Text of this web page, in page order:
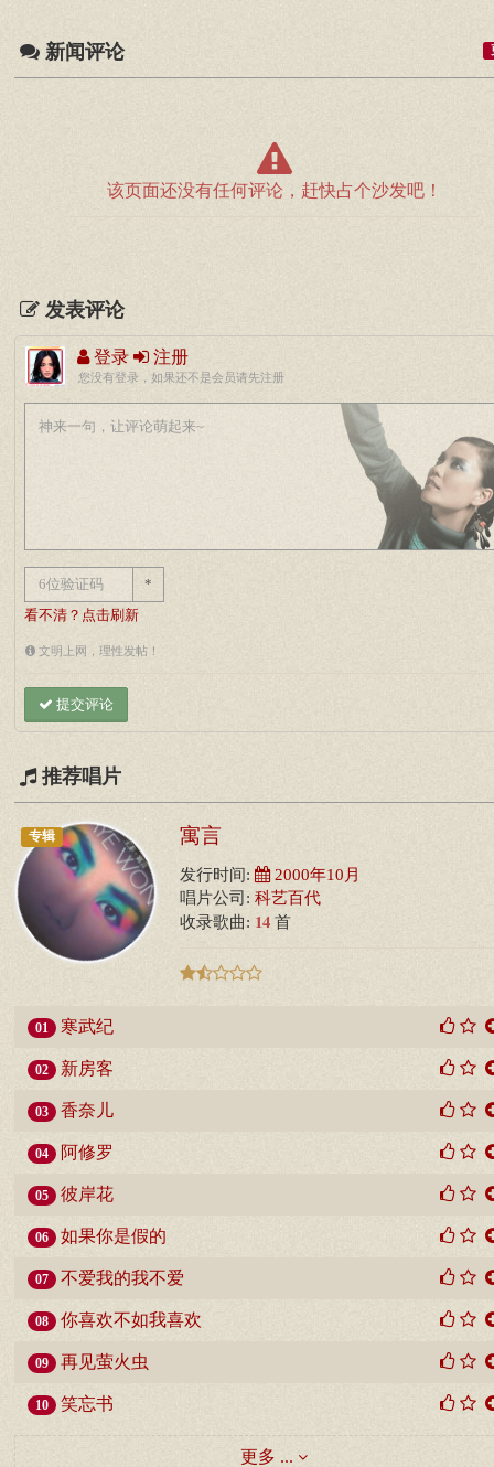
新闻评论
该页面还没有任何评论，赶快占个沙发吧！
发表评论
登录 注册
您没有登录，如果还不是会员请先注册
*
看不清？点击刷新
文明上网，理性发帖！
提交评论
推荐唱片
专辑 寓言
发行时间: 2000年10月
唱片公司: 科艺百代
收录歌曲: 14 首
01 寒武纪
02 新房客
03 香奈儿
04 阿修罗
05 彼岸花
06 如果你是假的
07 不爱我的我不爱
08 你喜欢不如我喜欢
09 再见萤火虫
10 笑忘书
更多 ...